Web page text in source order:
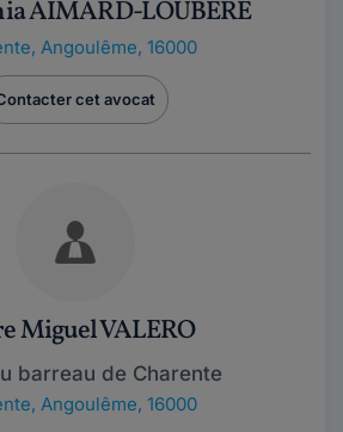
AIMARD-LOUBERE
, Angoulême, 16000
cet avocat
Miguel VALERO
barreau de Charente
, Angoulême, 16000